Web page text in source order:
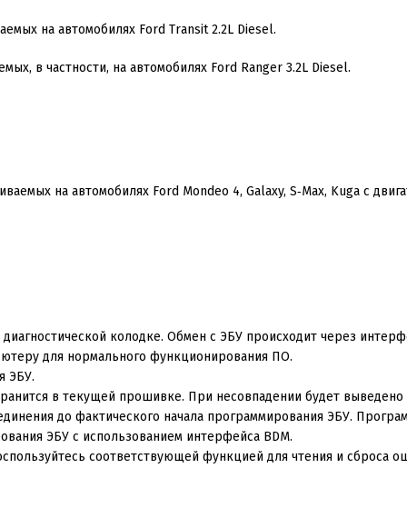
на автомобилях Ford Transit2.2L Diesel.
в частности, на автомобилях Ford Ranger 3.2L Diesel.
на автомобилях Ford Mondeo 4, Galaxy, S‑Max, Kuga с
колодке. Обмен с ЭБУ происходит через
для нормального функционирования ПО.
ЭБУ.
в текущей прошивке. При несовпадении будет
до фактического начала программирования ЭБУ.
ЭБУ с использованием интерфейса BDM.
соответствующей функцией для чтения и сброса